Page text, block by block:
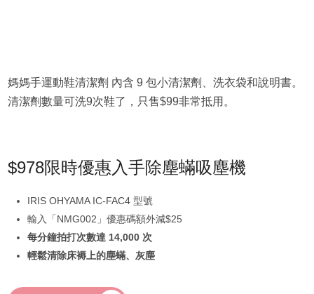
媽媽手運動鞋清潔劑 內含 9 包小清潔劑、洗衣袋和說明書。
清潔劑數量可洗9次鞋了，只售$99非常抵用。
$978限時優惠入手除塵蟎吸塵機
IRIS OHYAMA IC-FAC4 型號
輸入「NMG002」優惠碼額外減$25
每分鐘拍打次數達 14,000 次
輕鬆清除床褥上的塵蟎、灰塵